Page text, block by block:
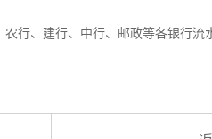
行、建行、中行、邮政等各银行流